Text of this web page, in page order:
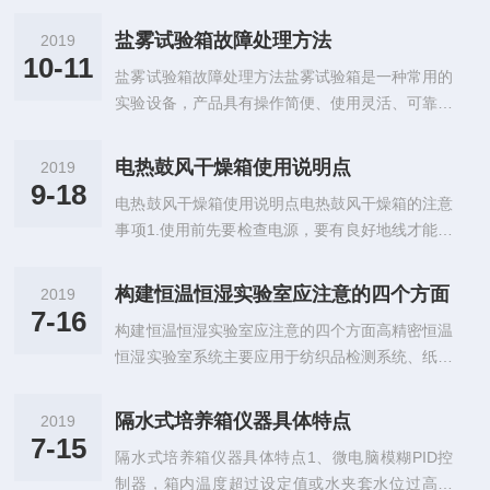
同环境下存在的破坏性光波;氙灯耐气候试验箱可
拟和加速试验，可用于新材料的选择、改进现有...
关闭各个控制键后切断电源，判开生化培养箱的
门。2、用抹布蘸取滴有清洁剂的饮用水擦拭培养
箱内各个角落。3、用抹布蘸取饮用水将培养箱内
的清洁剂擦拭干净。4、接通电源，恢复各个零部
箱进行清洁，使培养路内保持洁净。以上的清洗步
洗的，但是只是使用饮用水进行清洗是不够的，...
2019
10-11
盐雾试验箱故障处理方法
盐雾试验箱故障处理方法盐雾试验箱是一种常用的
实验设备，产品具有操作简便、使用灵活、可靠性
问题，对于其使用也会造成影响。今天我们就来具
体介绍一下盐雾试验箱常见4种故障处理方法，希
望可以帮助到大家。1、盐雾试验箱在试验运行过
程中突然出现故障时，控制仪表上出现对应的故障
备的操作使用中的故障排除一章中快速检查出属于
简单的维修的,如果在操作者能力范围内的故...
2019
9-18
电热鼓风干燥箱使用说明点
电热鼓风干燥箱使用说明点电热鼓风干燥箱的注意
事项1.使用前先要检查电源，要有良好地线才能使
燃物品及挥发性物品放箱内加热，引起爆炸，箱体
附近不可放置易燃物品。3.鼓风机的电动机轴承应
每半年加油一次，使用时应定时监看，以免温度升
降影响使用效果或发生事故。4.干燥箱内应保持清
5.禁止拧动箱内感温器，放物品时也要避免碰撞感
箱的使用方法1.先把电源插头插...
2019
7-16
构建恒温恒湿实验室应注意的四个方面
构建恒温恒湿实验室应注意的四个方面高精密恒温
恒湿实验室系统主要应用于纺织品检测系统、纸张
工、三坐标检测、科研机构等。随着对质量控制的
要求越来越严格，恒温恒湿环境的需求越来越大，
应用的领域也越来越宽广。构建恒温恒湿试验室主
2019
7-15
隔水式培养箱仪器具体特点
隔水式培养箱仪器具体特点1、微电脑模糊PID控
制器，箱内温度超过设定值或水夹套水位过高过